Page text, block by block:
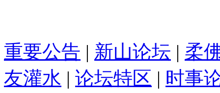
重要公告 | 新山论坛 | 柔
友灌水 | 论坛特区 | 时事